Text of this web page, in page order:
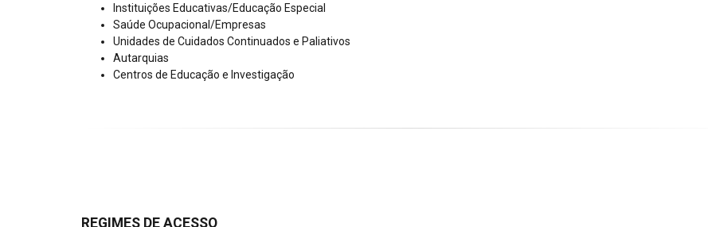
Instituições Educativas/Educação Especial
Saúde Ocupacional/Empresas
Unidades de Cuidados Continuados e Paliativos
Autarquias
Centros de Educação e Investigação
REGIMES DE ACESSO